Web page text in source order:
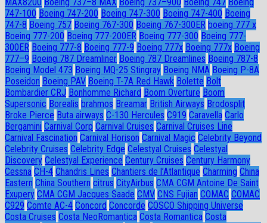
MAX8200 Boeing 737–8 MAX Boeing 737–900 Boeing 747 Boeing
747-100 Boeing 747-200 Boeing 747-300 Boeing 747-400 Boeing
747-8 Boeing 757 Boeing 767-300 Boeing 767-300ER boeing 777 x
Boeing 777-200 Boeing 777-200ER Boeing 777-300 Boeing 777-
300ER Boeing 777-8 Boeing 777-9 Boeing 777x Boeing 777х Boeing
777–9 Boeing 787 Dreamliner Boeing 787 Dreamlines Boeing 787-8
Boeing Model 473 Boeing MQ-25 Stingray Boeing NMA Boeing P-8A
Poseidon Boeing PAV Boeing T-7A Red Hawk Bolette Bolt
Bombardier CRJ Bonhomme Richard Boom Overture Boom
Supersonic Borealis brahmos Breamar British Airways Brodosplit
Broke Pierce Buta airways C-130 Hercules C919 Caravella Carlo
Bergamini Carnival Corp Carnival Cruises Carnival Cruises Line
Carnival Fascination Carnival Horison Carnival Magic Celebrity Beyond
Celebrity Cruises Celebrity Edge Celestyal Cruises Celestyal
Discovery Celestyal Experience Century Cruises Century Harmony
Cessna CH-4 Chandris Lines Chantiers de l’Atlantique Charming China
Eastern China Southern citrus CityAirbus CMA CGM Antoine De Saint
Exupery CMA CGM Jacques Saade CMV CNS Fujian COMAC COMAC
C929 Comte AC-4 Concord Concorde COSCO Shipping Universe
Costa Cruises Costa NeoRomantica Costa Romantica Costa